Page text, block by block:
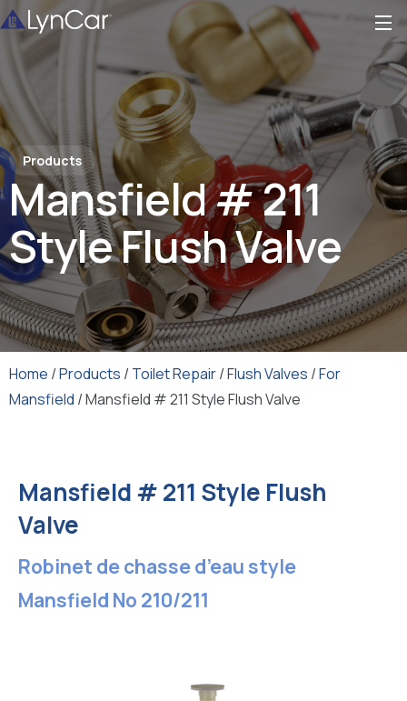
Products
Mansfield # 211
Style Flush Valve
Home /Products / Toilet Repair/Flush Valves /For
Mansfield / Mansfield # 211 Style Flush Valve
Mansfield # 211 Style Flush
Valve
Robinet de chasse d’eau style
Mansfield No 210/211